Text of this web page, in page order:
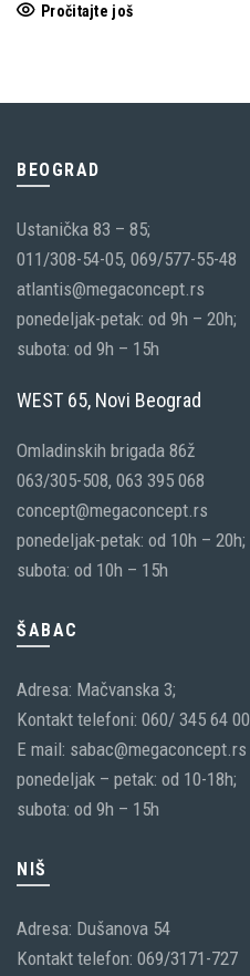
Pročitajte još
BEOGRAD
Ustanička 83 – 85;
011/308-54-05, 069/577-55-48
atlantis@megaconcept.rs
ponedeljak-petak: od 9h – 20h;
subota: od 9h – 15h
WEST 65, Novi Beograd
Omladinskih brigada 86ž
063/305-508, 063 395 068
concept@megaconcept.rs
ponedeljak-petak: od 10h – 20h;
subota: od 10h – 15h
ŠABAC
Adresa: Mačvanska 3;
Kontakt telefoni: 060/ 345 64 00
E mail: sabac@megaconcept.rs
ponedeljak – petak: od 10-18h;
subota: od 9h – 15h
NIŠ
Adresa: Dušanova 54
Kontakt telefon: 069/3171-727